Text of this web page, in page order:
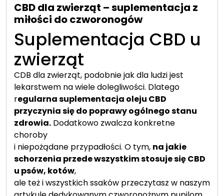
CBD dla zwierząt – suplementacja z
miłości do czworonogów
Suplementacja CBD u
zwierząt
CDB dla zwierząt, podobnie jak dla ludzi jest
lekarstwem na wiele dolegliwości. Dlatego
regularna suplementacja oleju CBD
przyczynia się do poprawy ogólnego stanu
zdrowia. Dodatkowo zwalcza konkretne
choroby
i niepożądane przypadłości. O tym, na jakie
schorzenia przede wszystkim stosuje się CBD
u psów, kotów,
ale też i wszystkich ssaków przeczytasz w naszym